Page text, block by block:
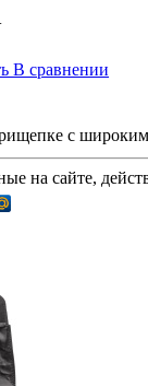
В сравнении
с
на сайте,